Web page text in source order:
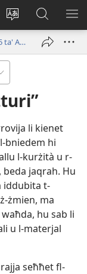
Biddel
il-
lingwa
Illoggja
(opens
Fittex
f’JW.ORG
It-Torri tal-Għassa—Edizzjoni għall-Istudju | 15 ta' Awwissu 2006
li kienet
bniedem hi
l-kurżità u r-
jaqrah. Hu
iddubita t-
żmien, ma
hu sab li
u l-materjal
seħħet fl-